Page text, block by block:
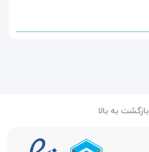
بازگشت به بالا